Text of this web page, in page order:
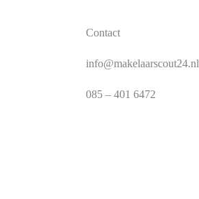
Contact
info@makelaarscout24.nl
085 – 401 6472